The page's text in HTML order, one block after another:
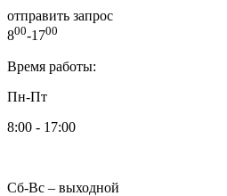
отправить запрос
800-1700
Время работы:
Пн-Пт
8:00 - 17:00
Сб-Вс – выходной